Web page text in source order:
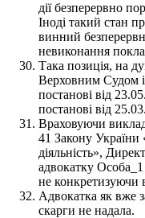
дії безперервно
Іноді такий стан
винний
невиконання
Така позиція, на
Верховним Судом
постанові від
постанові від
Враховуючи
41 Закону України
діяльність»,
адвокатку Особа_1
не конкретизуючи
Адвокатка як вже
скарги не надала.